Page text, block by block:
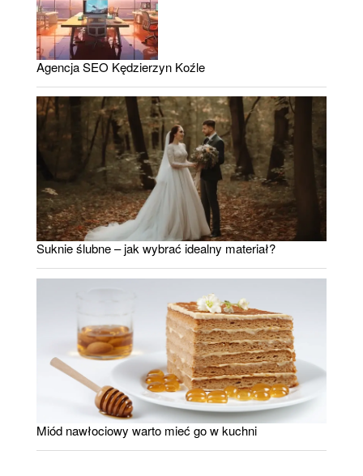
Agencja SEO Kędzierzyn Koźle
Suknie ślubne – jak wybrać idealny materiał?
Miód nawłociowy warto mieć go w kuchni